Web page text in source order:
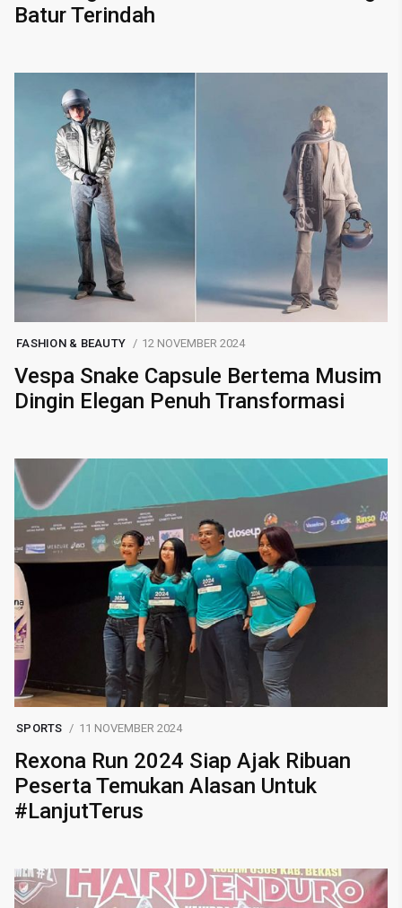
Batur Terindah
FASHION & BEAUTY 12 NOVEMBER 2024
Vespa Snake Capsule Bertema Musim
Dingin Elegan Penuh Transformasi
SPORTS 11 NOVEMBER 2024
Rexona Run 2024 Siap Ajak Ribuan
Peserta Temukan Alasan Untuk
#LanjutTerus